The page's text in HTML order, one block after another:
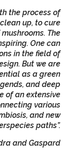
the process of
up, to cure
The
One can
in the field of
But we are
as a green
and deep
of an extensive
various
and new
paths”.
and Gaspard